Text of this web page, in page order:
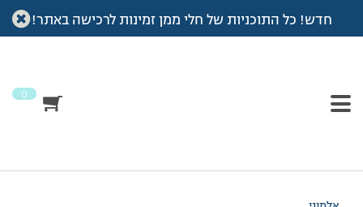
חדש! כל התוכניות של חלי ממן זמינות לרכישה באתר!
0
עמוד הבית >דיונים>פורום >עדכון שקילה
מוצגות 3 תגובות – 1 עד 3 (מתוך 3 סה״כ)